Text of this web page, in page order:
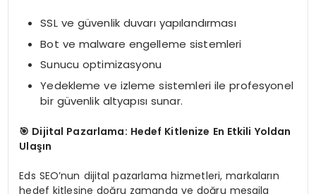
SSL ve güvenlik duvarı yapılandırması
Bot ve malware engelleme sistemleri
Sunucu optimizasyonu
Yedekleme ve izleme sistemleri ile profesyonel
bir güvenlik altyapısı sunar.
🎯 Dijital Pazarlama: Hedef Kitlenize En Etkili Yoldan
Ulaşın
Eds SEO’nun dijital pazarlama hizmetleri, markaların
hedef kitlesine doğru zamanda ve doğru mesajla